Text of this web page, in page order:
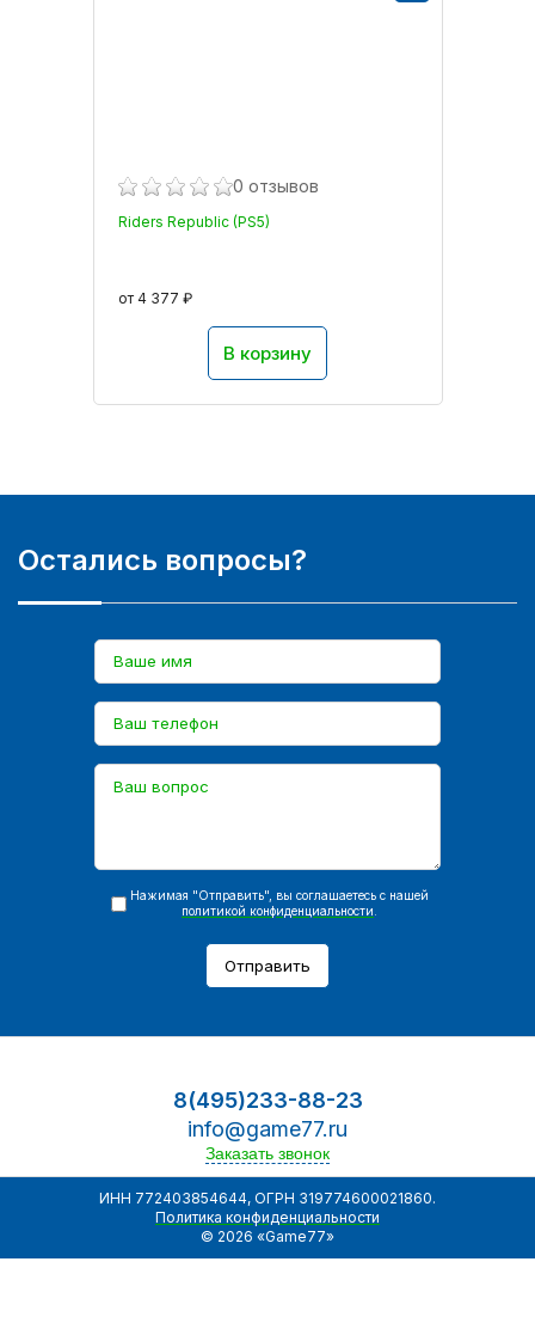
0 отзывов
Riders Republic (PS5)
от 4 377 ₽
В корзину
Остались вопросы?
Нажимая "Отправить", вы соглашаетесь с нашей
политикой конфиденциальности
Отправить
8(495)233-88-23
info@game77.ru
Заказать звонок
ИНН 772403854644, ОГРН 319774600021860.
Политика конфиденциальности
© 2026 «Game77»